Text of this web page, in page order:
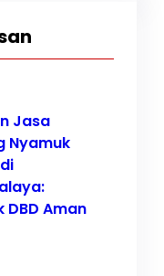
Jasa
Nyamuk
DBD Aman